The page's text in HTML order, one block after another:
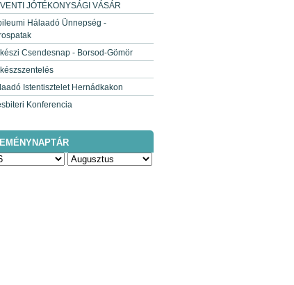
JÓTÉKONYSÁGI VÁSÁR
Hálaadó Ünnepség -
Csendesnap - Borsod-Gömör
Istentisztelet Hernádkakon
Konferencia